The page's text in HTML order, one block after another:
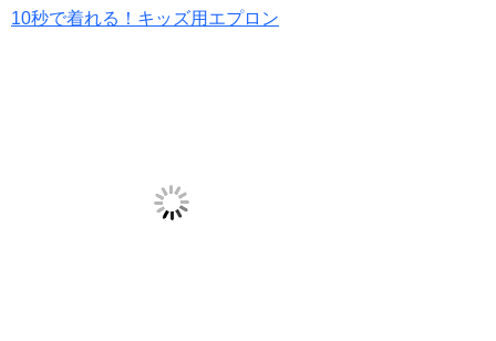
10秒で着れる！キッズ用エプロン